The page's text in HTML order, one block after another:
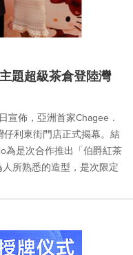
題超級茶倉登陸灣
宣佈，亞洲首家Chagee．
利東街門店正式揭幕。結
為是次合作推出「伯爵紅茶
所熟悉的造型，是次限定